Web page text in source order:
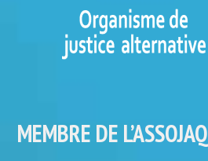
MEMBRE DE L’ASSOJAQ